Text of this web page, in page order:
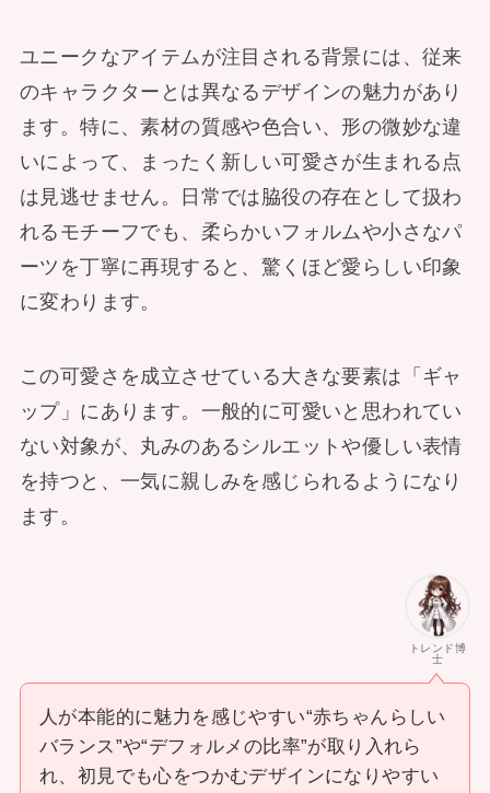
ユニークなアイテムが注目される背景には、従来
のキャラクターとは異なるデザインの魅力があり
ます。特に、素材の質感や色合い、形の微妙な違
いによって、まったく新しい可愛さが生まれる点
は見逃せません。日常では脇役の存在として扱わ
れるモチーフでも、柔らかいフォルムや小さなパ
ーツを丁寧に再現すると、驚くほど愛らしい印象
に変わります。
この可愛さを成立させている大きな要素は「ギャ
ップ」にあります。一般的に可愛いと思われてい
ない対象が、丸みのあるシルエットや優しい表情
を持つと、一気に親しみを感じられるようになり
ます。
トレンド博
士
人が本能的に魅力を感じやすい“赤ちゃんらしい
バランス”や“デフォルメの比率”が取り入れら
れ、初見でも心をつかむデザインになりやすい